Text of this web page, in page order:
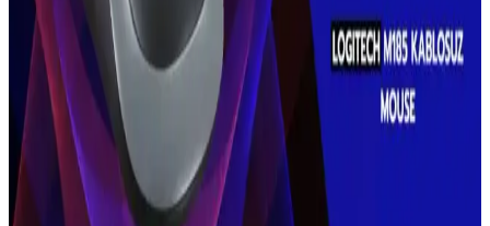
Kablosuz Klavye Seçenekleri: A4Tech FBK25 Q ve
LecoO Üzerinden Bir Değerlendirme
A4Tech FBK25 Q ve LecoO kablosuz klavyelerin temel özellikleri
ve kullanım alanları, kablosuz bağlantının avantajları ve
karşılaştırma detaylarıyla genel bir değerlendirme.
Yüzme ve Su Sporları İçin Suya Dayanıklı Kulaklık
Seçenekleri ve Kullanım İpuçları